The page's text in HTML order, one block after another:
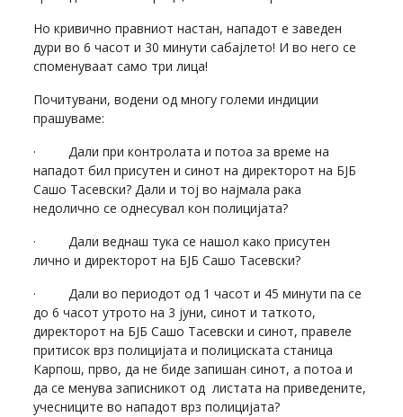
Но кривично правниот настан, нападот е заведен
дури во 6 часот и 30 минути сабајлето! И во него се
споменуваат само три лица!
Почитувани, водени од многу големи индиции
прашуваме:
· Дали при контролата и потоа за време на
нападот бил присутен и синот на директорот на БЈБ
Сашо Тасевски? Дали и тој во најмала рака
недолично се однесувал кон полицијата?
· Дали веднаш тука се нашол како присутен
лично и директорот на БЈБ Сашо Тасевски?
· Дали во периодот од 1 часот и 45 минути па се
до 6 часот утрото на 3 јуни, синот и таткото,
директорот на БЈБ Сашо Тасевски и синот, правеле
притисок врз полицијата и полициската станица
Карпош, прво, да не биде запишан синот, а потоа и
да се менува записникот од листата на приведените,
учесниците во нападот врз полицијата?